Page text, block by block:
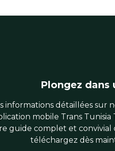
Plongez dans
informations détaillées sur
mobile Trans
guide complet et
téléchargez dès